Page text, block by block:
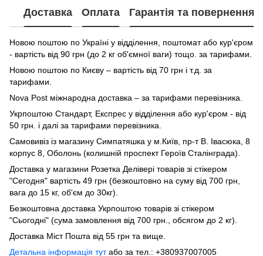
Доставка Оплата Гарантія та повернення
Новою поштою по Україні у відділення, поштомат або кур'єром
- вартість від 90 грн (до 2 кг об'ємної ваги) тощо. за тарифами.
Новою поштою по Києву – вартість від 70 грн і т.д. за
тарифами.
Nova Post міжнародна доставка – за тарифами перевізника.
Укрпоштою Стандарт, Експрес у відділення або кур'єром - від
50 грн. і далі за тарифами перевізника.
Самовивіз із магазину Симпатяшка у м.Київ, пр-т В. Івасюка, 8
корпус 8, Оболонь (колишній проспект Героїв Сталінграда).
Доставка у магазини Розетка Делівері товарів зі стікером
"Сегодня" вартість 49 грн (безкоштовно на суму від 700 грн,
вага до 15 кг, об'єм до 30кг).
Безкоштовна доставка Укрпоштою товарів зі стікером
"Сьогодні" (сума замовлення від 700 грн., обсягом до 2 кг).
Доставка Міст Пошта від 55 грн та вище.
Детальна інформація тутабо за тел.: +380937007005